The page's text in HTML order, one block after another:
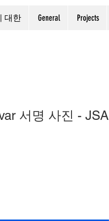
대한 General Projects
서명 사진 - JSA